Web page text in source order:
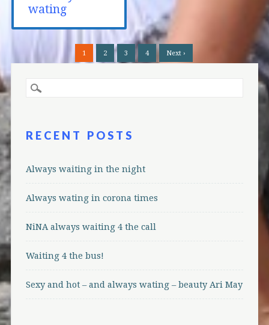
wating
1 2 3 4 Next ›
RECENT POSTS
Always waiting in the night
Always wating in corona times
NiNA always waiting 4 the call
Waiting 4 the bus!
Sexy and hot – and always wating – beauty Ari May